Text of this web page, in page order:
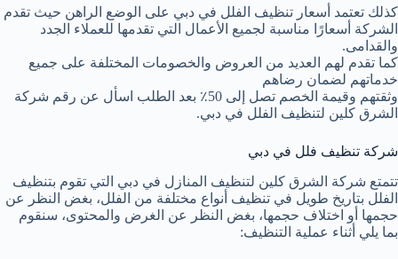
كذلك تعتمد أسعار تنظيف الفلل في دبي على الوضع الراهن حيث تقدم
الشركة أسعارًا مناسبة لجميع الأعمال التي تقدمها للعملاء الجدد
والقدامى.
كما تقدم لهم العديد من العروض والخصومات المختلفة على جميع
خدماتهم لضمان رضاهم
وثقتهم وقيمة الخصم تصل إلى 50٪ بعد الطلب اسأل عن رقم شركة
الشرق كلين لتنظيف الفلل في دبي.
شركة تنظيف فلل في دبي
تتمتع شركة الشرق كلين لتنظيف المنازل في دبي التي تقوم بتنظيف
الفلل بتاريخ طويل في تنظيف أنواع مختلفة من الفلل، بغض النظر عن
حجمها أو اختلاف حجمها، بغض النظر عن الغرض والمحتوى، سنقوم
بما يلي أثناء عملية التنظيف: